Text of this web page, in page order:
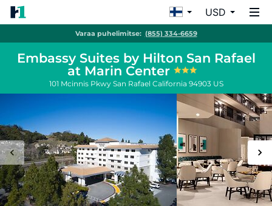
USD
Varaa puhelimitse: (855) 334-6659
Embassy Suites by Hilton San Rafael
at Marin Center
101 Mcinnis Pkwy San Rafael California 94903 US